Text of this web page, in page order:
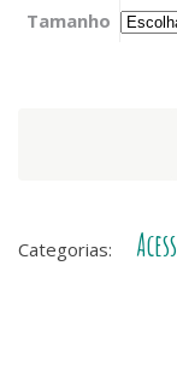
Tamanho
Categorias: